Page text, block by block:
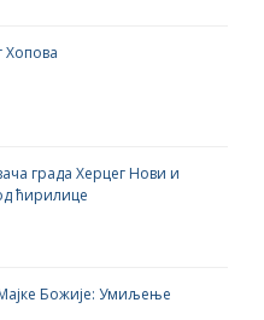
Хопова
града Херцег Нови и
ћирилице
Божије: Умиљење